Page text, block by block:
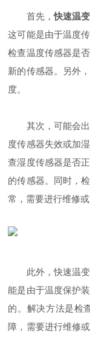
首先，快速温
这可能是由于温度
检查温度传感器是
新的传感器。另外
度。
其次，可能会出
度传感器失效或加
查湿度传感器是否
的传感器。同时，
常，需要进行维修或
此外，快速温变
能是由于温度保护
的。解决方法是检
障，需要进行维修